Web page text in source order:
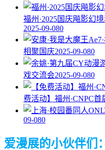
福州·2025国庆飚影幻
2025-09-080
相聚国庆2025-09-080
戏交流会2025-09-080
费活动】福州·CNPC
09-080
爱漫展的小伙伴们：